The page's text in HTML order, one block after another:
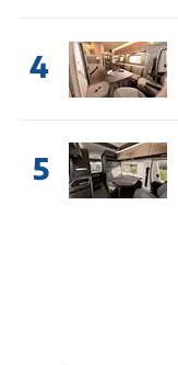
4
5